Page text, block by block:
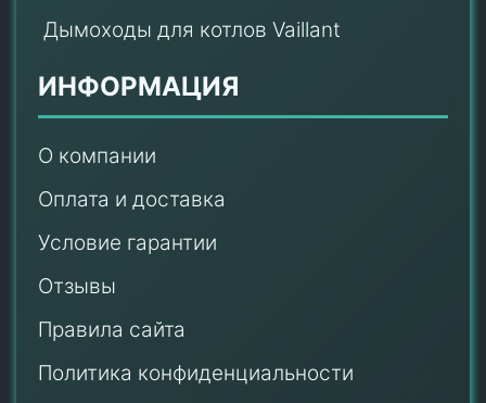
Дымоходы для котлов Vaillant
ИНФОРМАЦИЯ
О компании
Оплата и доставка
Условие гарантии
Отзывы
Правила сайта
Политика конфиденциальности